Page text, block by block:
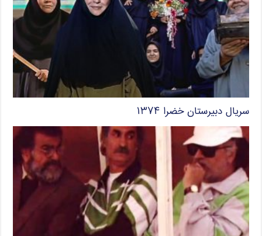
سریال دبیرستان خضرا ۱۳۷۴